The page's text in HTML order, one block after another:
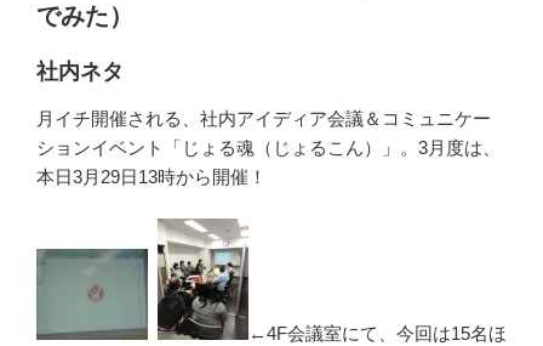
でみた）
社内ネタ
月イチ開催される、社内アイディア会議＆コミュニケー
ションイベント「じょる魂（じょるこん）」。3月度は、
本日3月29日13時から開催！
←4F会議室にて、今回は15名ほ